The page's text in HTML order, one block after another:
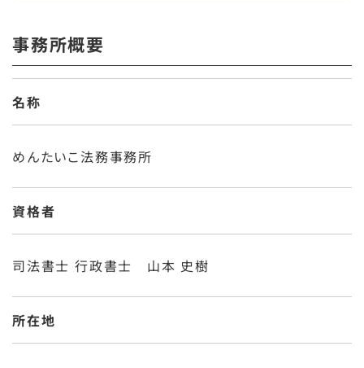
事務所概要
名称
めんたいこ法務事務所
資格者
司法書士 行政書士 山本 史樹
所在地